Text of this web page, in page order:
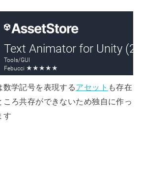
学記号を表現するアセット も存在
ころ共存ができないため独自に作っ
す